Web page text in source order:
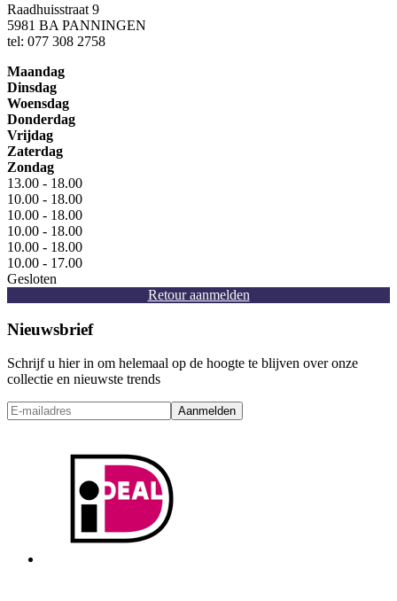
Raadhuisstraat 9
5981 BA PANNINGEN
tel: 077 308 2758
Maandag
Dinsdag
Woensdag
Donderdag
Vrijdag
Zaterdag
Zondag
13.00 - 18.00
10.00 - 18.00
10.00 - 18.00
10.00 - 18.00
10.00 - 18.00
10.00 - 17.00
Gesloten
Retour aanmelden
Nieuwsbrief
Schrijf u hier in om helemaal op de hoogte te blijven over onze
collectie en nieuwste trends
Aanmelden